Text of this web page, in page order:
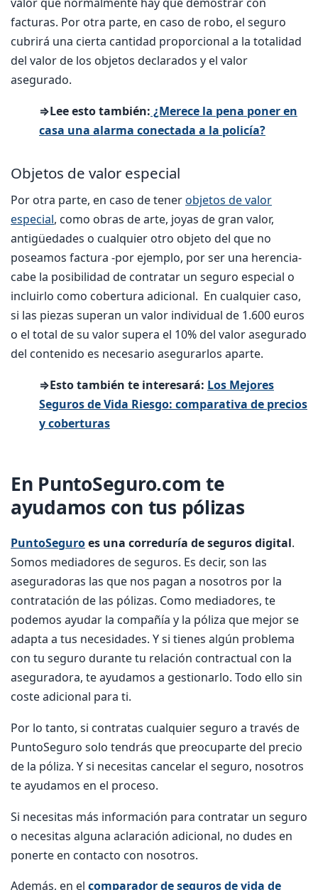
facturas. Por otra parte, en caso de robo, el seguro
cubrirá una cierta cantidad proporcional a la totalidad
del valor de los objetos declarados y el valor
asegurado.
⇒Lee esto también: ¿Merece la pena poner en
casa una alarma conectada a la policía?
Objetos de valor especial
Por otra parte, en caso de tenerobjetos de valor
especial, como obras de arte, joyas de gran valor,
antigüedades o cualquier otro objeto del que no
poseamos factura -por ejemplo, por ser una herencia-
cabe la posibilidad de contratar un seguro especial o
incluirlo como cobertura adicional. En cualquier caso,
si las piezas superan un valor individual de 1.600 euros
o el total de su valor supera el 10% del valor asegurado
del contenido es necesario asegurarlos aparte.
⇒Esto también te interesará: Los Mejores
Seguros de Vida Riesgo: comparativa de precios
y coberturas
En PuntoSeguro.com te
ayudamos con tus pólizas
PuntoSeguroes una correduría de seguros digital.
Somos mediadores de seguros. Es decir, son las
aseguradoras las que nos pagan a nosotros por la
contratación de las pólizas. Como mediadores, te
podemos ayudar la compañía y la póliza que mejor se
adapta a tus necesidades. Y si tienes algún problema
con tu seguro durante tu relación contractual con la
aseguradora, te ayudamos a gestionarlo. Todo ello sin
coste adicional para ti.
Por lo tanto, si contratas cualquier seguro a través de
PuntoSeguro solo tendrás que preocuparte del precio
de la póliza. Y si necesitas cancelar el seguro, nosotros
te ayudamos en el proceso.
Si necesitas más información para contratar un seguro
o necesitas alguna aclaración adicional, no dudes en
ponerte en contacto con nosotros.
Además, en el comparador de seguros de vida de